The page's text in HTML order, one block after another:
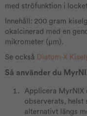
med ströfunktion i
Innehåll: 200 gram
okalcinerad med en
mikrometer (µm).
Se också Diatom-X
Så använder du
Applicera MyrNIX
observerats, helst
alternativt längs